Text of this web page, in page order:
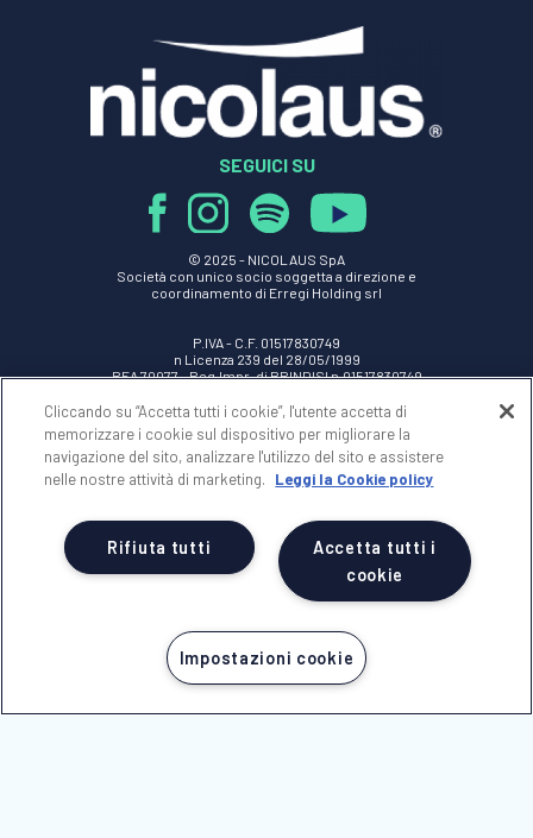
SEGUICI SU
© 2025 - NICOLAUS SpA
Società con unico socio soggetta a direzione e
coordinamento di Erregi Holding srl
P.IVA - C.F. 01517830749
n Licenza 239 del 28/05/1999
REA 70077 - Reg.Impr. di BRINDISI n.01517830749
NICOLAUS
NOTE LEGALI
Cliccando su “Accetta tutti i cookie”, l'utente accetta di
memorizzare i cookie sul dispositivo per migliorare la
navigazione del sito, analizzare l'utilizzo del sito e assistere
nelle nostre attività di marketing.
Leggi la Cookie policy
Accetta tutti i
cookie
Rifiuta tutti
Impostazioni cookie